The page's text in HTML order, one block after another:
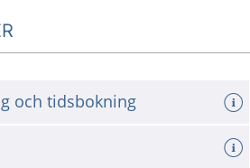
och tidsbokning